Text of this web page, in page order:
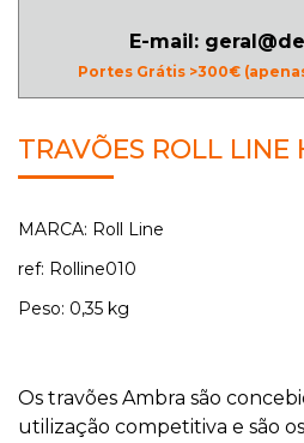
SKATES
E-mail:
Portes Grátis >300€
TRAVÕES ROLL
MARCA: Roll Line
ref: Rolline010
Peso: 0,35 kg
Os travões Ambra são
utilização competitiva e são